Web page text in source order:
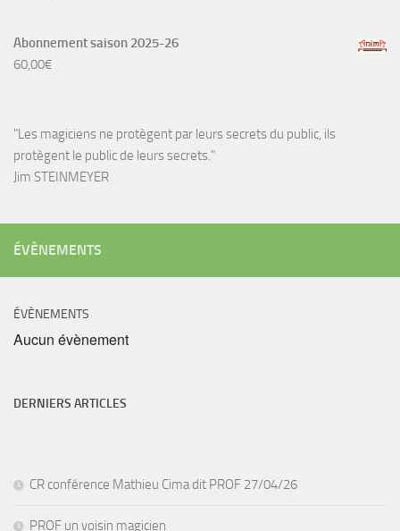
Abonnement saison 2025-26
60,00€
"Les magiciens ne protègent par leurs secrets du public, ils
protègent le public de leurs secrets."
Jim STEINMEYER
ÉVÈNEMENTS
ÉVÈNEMENTS
Aucun évènement
DERNIERS ARTICLES
CR conférence Mathieu Cima dit PROF 27/04/26
PROF un voisin magicien